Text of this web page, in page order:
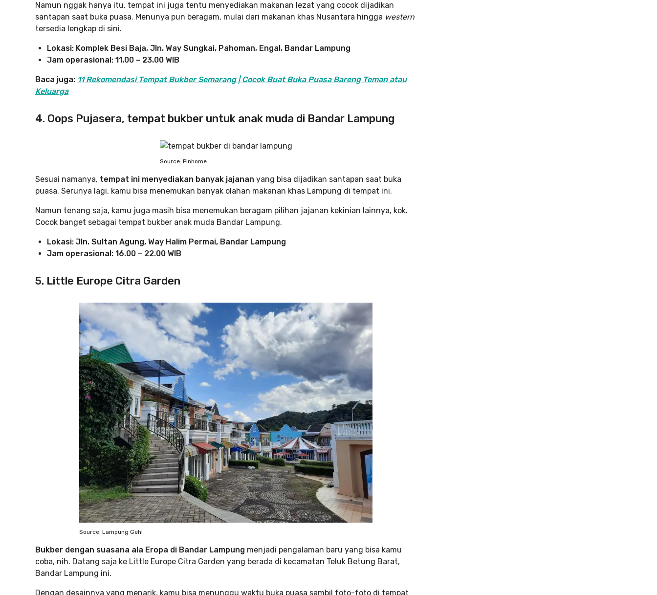
Namun nggak hanya itu, tempat ini juga tentu menyediakan makanan lezat yang cocok dijadikan
santapan saat buka puasa. Menunya pun beragam, mulai dari makanan khas Nusantara hingga western
tersedia lengkap di sini.
Lokasi: Komplek Besi Baja, Jln. Way Sungkai, Pahoman, Engal, Bandar Lampung
Jam operasional: 11.00 – 23.00 WIB
Baca juga: 11 Rekomendasi Tempat Bukber Semarang | Cocok Buat Buka Puasa Bareng Teman atau
Keluarga
4. Oops Pujasera, tempat bukber untuk anak muda di Bandar Lampung
Source: Pinhome
Sesuai namanya, tempat ini menyediakan banyak jajanan yang bisa dijadikan santapan saat buka
puasa. Serunya lagi, kamu bisa menemukan banyak olahan makanan khas Lampung di tempat ini.
Namun tenang saja, kamu juga masih bisa menemukan beragam pilihan jajanan kekinian lainnya, kok.
Cocok banget sebagai tempat bukber anak muda Bandar Lampung.
Lokasi: Jln. Sultan Agung, Way Halim Permai, Bandar Lampung
Jam operasional: 16.00 – 22.00 WIB
5. Little Europe Citra Garden
Source: Lampung Geh!
Bukber dengan suasana ala Eropa di Bandar Lampung menjadi pengalaman baru yang bisa kamu
coba, nih. Datang saja ke Little Europe Citra Garden yang berada di kecamatan Teluk Betung Barat,
Bandar Lampung ini.
Dengan desainnya yang menarik, kamu bisa menunggu waktu buka puasa sambil foto-foto di tempat